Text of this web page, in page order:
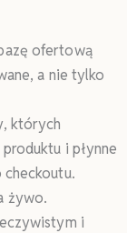
ofertową
a nie tylko
których
i płynne
żywo.
i